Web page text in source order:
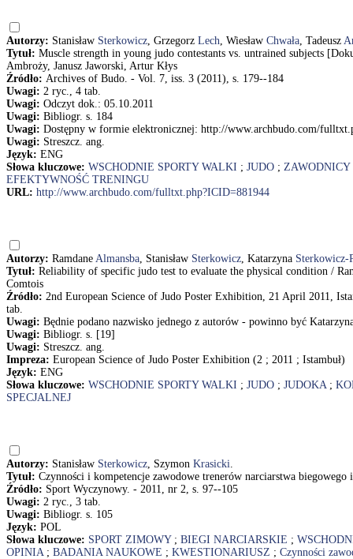
Autorzy: Stanisław Sterkowicz, Grzegorz Lech, Wiesław Chwała, Tadeusz
Tytuł: Muscle strength in young judo contestants vs. untrained subjects
Ambroży, Janusz Jaworski, Artur Kłys
Źródło: Archives of Budo. - Vol. 7, iss. 3 (2011), s. 179--184
Uwagi: 2 ryc., 4 tab.
Uwagi: Odczyt dok.: 05.10.2011
Uwagi: Bibliogr. s. 184
Uwagi: Dostępny w formie elektronicznej: http://www.archbudo.com/
Uwagi: Streszcz. ang.
Język: ENG
Słowa kluczowe: WSCHODNIE SPORTY WALKI ; JUDO ; ZAWODNICY
EFEKTYWNOŚĆ TRENINGU
URL: http://www.archbudo.com/fulltxt.php?ICID=881944
Autorzy: Ramdane Almansba, Stanisław Sterkowicz, Katarzyna Sterkowicz-
Tytuł: Reliability of specific judo test to evaluate the physical condition /
Comtois
Źródło: 2nd European Science of Judo Poster Exhibition, 21 April 2011,
tab.
Uwagi: Będnie podano nazwisko jednego z autorów - powinno być
Uwagi: Bibliogr. s. [19]
Uwagi: Streszcz. ang.
Impreza: European Science of Judo Poster Exhibition (2 ; 2011 ; Istambuł)
Język: ENG
Słowa kluczowe: WSCHODNIE SPORTY WALKI ; JUDO ; JUDOKA;
SPECJALNEJ
Autorzy: Stanisław Sterkowicz, Szymon Krasicki.
Tytuł: Czynności i kompetencje zawodowe trenerów narciarstwa
Źródło: Sport Wyczynowy. - 2011, nr 2, s. 97--105
Uwagi: 2 ryc., 3 tab.
Uwagi: Bibliogr. s. 105
Język: POL
Słowa kluczowe: SPORT ZIMOWY; BIEGI NARCIARSKIE ;
OPINIA; BADANIA NAUKOWE ; KWESTIONARIUSZ ; Czynności